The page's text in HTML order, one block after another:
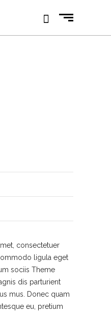
consectetuer
ligula eget
sociis Theme
dis parturient
mus. Donec quam
eu, pretium